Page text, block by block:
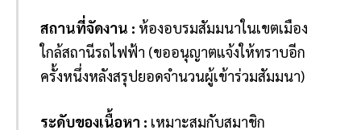
สถานที่จัดงาน : ห้องอบรมสัมมนาในเขตเมือง
ใกล้สถานีรถไฟฟ้า (ขออนุญาตแจ้งให้ทราบอีก
ครั้งหนึ่งหลังสรุปยอดจำนวนผู้เข้าร่วมสัมมนา)
ระดับของเนื้อหา : เหมาะสมกับสมาชิก